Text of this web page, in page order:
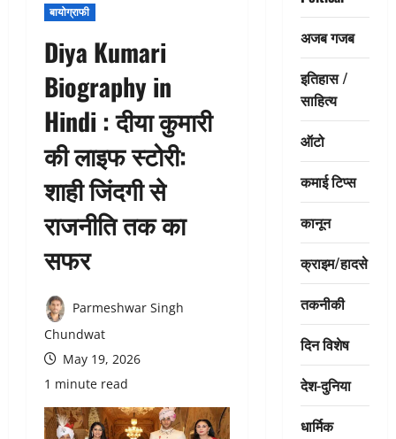
बायोग्राफी
Diya Kumari
Biography in
Hindi : दीया कुमारी
की लाइफ स्टोरी:
शाही जिंदगी से
राजनीति तक का
सफर
Parmeshwar Singh
Chundwat
May 19, 2026
1 minute read
अजब गजब
इतिहास /
साहित्य
ऑटो
कमाई टिप्स
कानून
क्राइम/हादसे
तकनीकी
दिन विशेष
देश-दुनिया
धार्मिक